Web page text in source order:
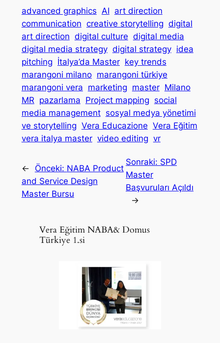
advanced graphics AI art direction
communication creative storytelling digital
art direction digital culture digital media
digital media strategy digital strategy idea
pitching İtalya’da Master key trends
marangoni milano marangoni türkiye
marangoni vera marketing master Milano
MR pazarlama Project mapping social
media management sosyal medya yönetimi
ve storytelling Vera Educazione Vera Eğitim
vera italya master video editing vr
← Önceki: NABA Product
and Service Design
Master Bursu
Sonraki: SPD
Master
Başvuruları Açıldı
→
Vera Eğitim NABA& Domus
Türkiye 1.si